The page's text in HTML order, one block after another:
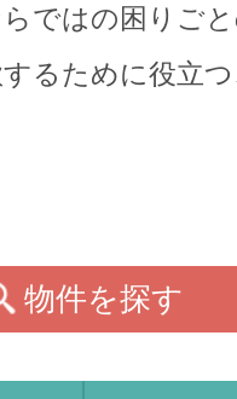
ではの困りご
るために役立
物件を探す